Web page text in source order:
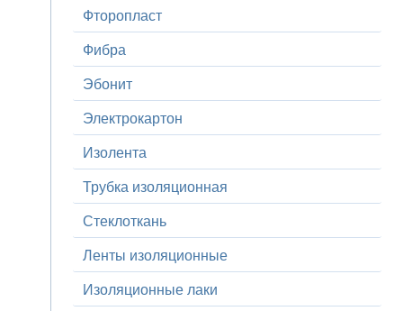
Фторопласт
Фибра
Эбонит
Электрокартон
Изолента
Трубка изоляционная
Стеклоткань
Ленты изоляционные
Изоляционные лаки